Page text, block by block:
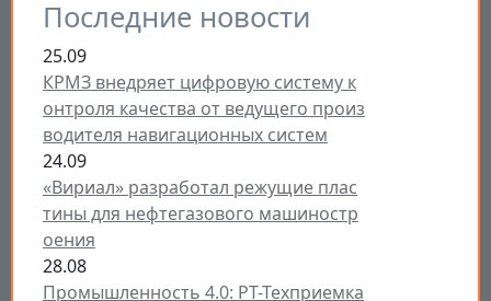
Последние новости
25.09
КРМЗ внедряет цифровую систему к
онтроля качества от ведущего произ
водителя навигационных систем
24.09
«Вириал» разработал режущие плас
тины для нефтегазового машиностр
оения
28.08
Промышленность 4.0: РТ-Техприемка